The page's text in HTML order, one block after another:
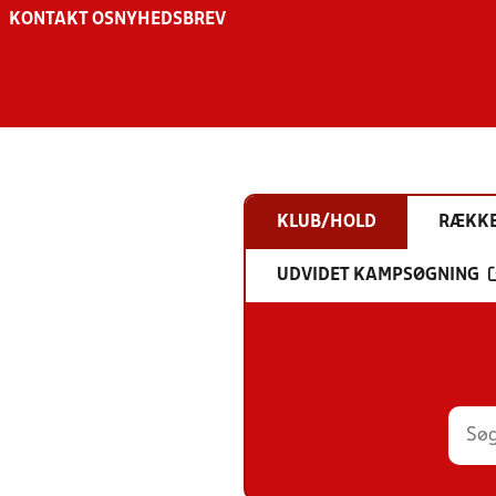
KONTAKT OS NYHEDSBREV
KLUB/HOLD
UDVIDET KAMPSØGNING